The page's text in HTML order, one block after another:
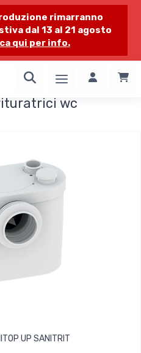
rimarranno
dal 13 al 21 agosto
qui per info.
/ 1
wc
UP SANITRIT